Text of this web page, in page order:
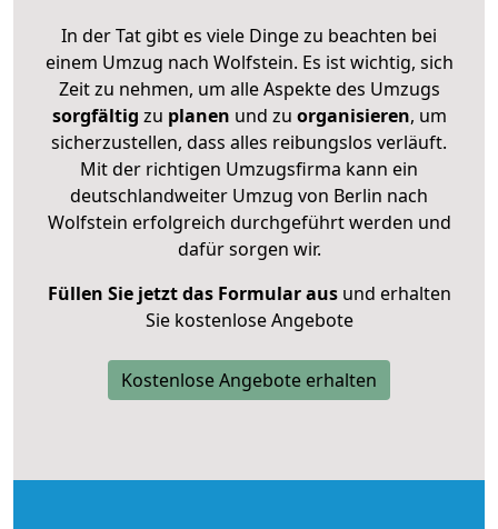
In der Tat gibt es viele Dinge zu beachten bei
einem Umzug nach Wolfstein. Es ist wichtig, sich
Zeit zu nehmen, um alle Aspekte des Umzugs
sorgfältig zu planen und zu organisieren, um
sicherzustellen, dass alles reibungslos verläuft.
Mit der richtigen Umzugsfirma kann ein
deutschlandweiter Umzug von Berlin nach
Wolfstein erfolgreich durchgeführt werden und
dafür sorgen wir.
Füllen Sie jetzt das Formular ausund erhalten
Sie kostenlose Angebote
Kostenlose Angebote erhalten